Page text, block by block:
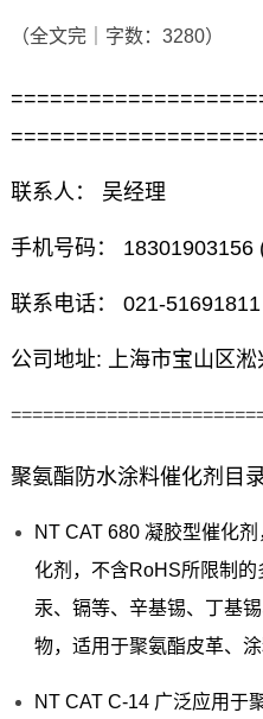
（全文完｜字数：3280）
联系人： 吴经理
手机号码： 18301903156
联系电话： 021-51691811
公司地址: 上海市宝山区
聚氨酯防水涂料催化剂目
NT CAT 680 凝胶型催化
化剂，不含RoHS所限制的
汞、镉等、辛基锡、丁基
物，适用于聚氨酯皮革、
NT CAT C-14 广泛应用于